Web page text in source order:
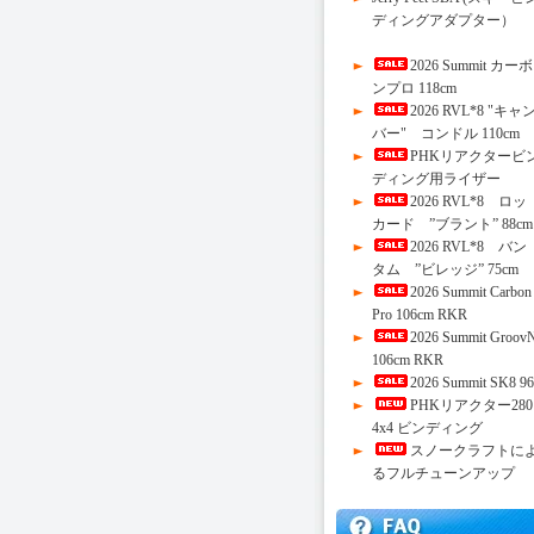
ディングアダプター）
2026 Summit カーボ
ンプロ 118cm
2026 RVL*8 "キャン
バー" コンドル 110cm
PHKリアクタービ
ディング用ライザー
2026 RVL*8 ロッ
カード ”ブラント” 88cm
2026 RVL*8 バン
タム ”ビレッジ” 75cm
2026 Summit Carbon
Pro 106cm RKR
2026 Summit
106cm RKR
2026 Summit SK8 96
PHKリアクター280
4x4 ビンディング
スノークラフトに
るフルチューンアップ